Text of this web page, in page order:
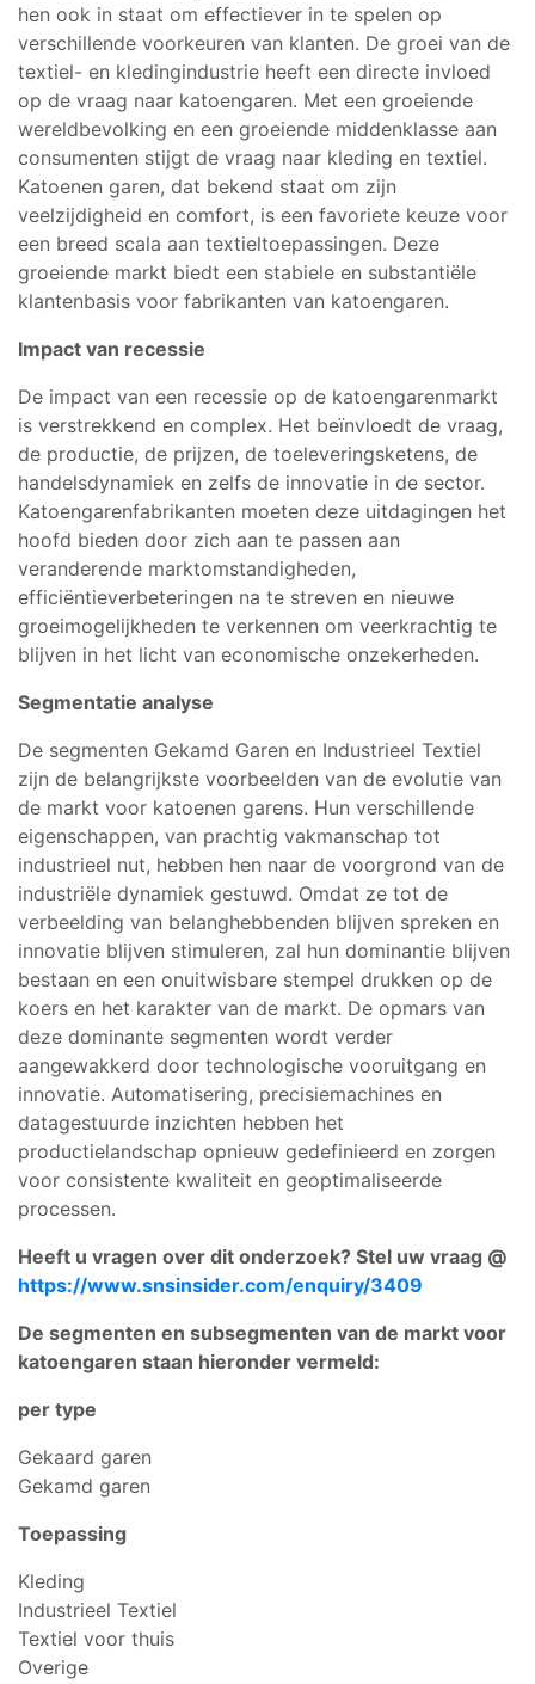
hen ook in staat om effectiever in te spelen op
verschillende voorkeuren van klanten. De groei van de
textiel- en kledingindustrie heeft een directe invloed
op de vraag naar katoengaren. Met een groeiende
wereldbevolking en een groeiende middenklasse aan
consumenten stijgt de vraag naar kleding en textiel.
Katoenen garen, dat bekend staat om zijn
veelzijdigheid en comfort, is een favoriete keuze voor
een breed scala aan textieltoepassingen. Deze
groeiende markt biedt een stabiele en substantiële
klantenbasis voor fabrikanten van katoengaren.
Impact van recessie
De impact van een recessie op de katoengarenmarkt
is verstrekkend en complex. Het beïnvloedt de vraag,
de productie, de prijzen, de toeleveringsketens, de
handelsdynamiek en zelfs de innovatie in de sector.
Katoengarenfabrikanten moeten deze uitdagingen het
hoofd bieden door zich aan te passen aan
veranderende marktomstandigheden,
efficiëntieverbeteringen na te streven en nieuwe
groeimogelijkheden te verkennen om veerkrachtig te
blijven in het licht van economische onzekerheden.
Segmentatie analyse
De segmenten Gekamd Garen en Industrieel Textiel
zijn de belangrijkste voorbeelden van de evolutie van
de markt voor katoenen garens. Hun verschillende
eigenschappen, van prachtig vakmanschap tot
industrieel nut, hebben hen naar de voorgrond van de
industriële dynamiek gestuwd. Omdat ze tot de
verbeelding van belanghebbenden blijven spreken en
innovatie blijven stimuleren, zal hun dominantie blijven
bestaan en een onuitwisbare stempel drukken op de
koers en het karakter van de markt. De opmars van
deze dominante segmenten wordt verder
aangewakkerd door technologische vooruitgang en
innovatie. Automatisering, precisiemachines en
datagestuurde inzichten hebben het
productielandschap opnieuw gedefinieerd en zorgen
voor consistente kwaliteit en geoptimaliseerde
processen.
Heeft u vragen over dit onderzoek? Stel uw vraag @
https://www.snsinsider.com/enquiry/3409
De segmenten en subsegmenten van de markt voor
katoengaren staan hieronder vermeld:
per type
Gekaard garen
Gekamd garen
Toepassing
Kleding
Industrieel Textiel
Textiel voor thuis
Overige